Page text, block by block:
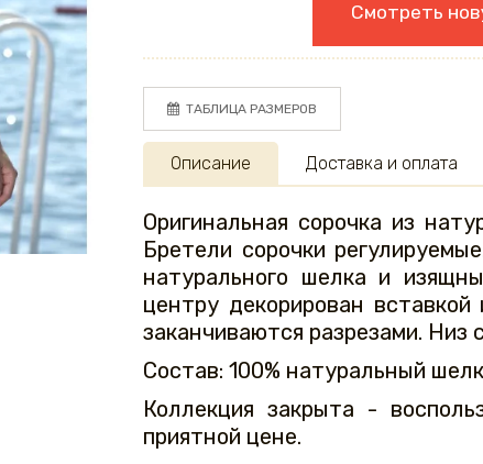
Смотреть
ТАБЛИЦА РАЗМЕРОВ
Описание
Оригинальная сорочка из
Бретели сорочки
натурального шелка и
центру декорирован
заканчиваются разрезами.
Состав: 100% натуральный шелк
Коллекция закрыта -
приятной цене.
Доставка и оплата